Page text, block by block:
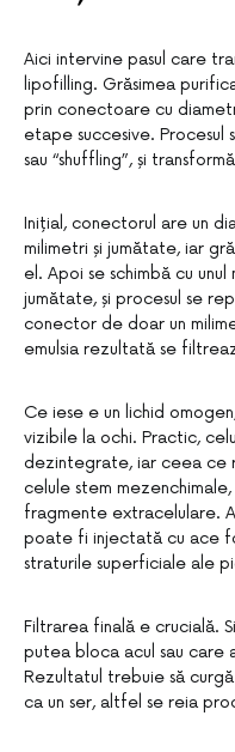
Aici intervine pasul care
lipofilling. Grăsimea
prin conectoare cu
etape succesive. Procesul
sau “shuffling”, și
Inițial, conectorul are un
milimetri și jumătate, iar
el. Apoi se schimbă cu unul
jumătate, și procesul se
conector de doar un
emulsia rezultată se
Ce iese e un lichid
vizibile la ochi. Practic,
dezintegrate, iar ceea ce
celule stem
fragmente extracelulare.
poate fi injectată cu ace
straturile superficiale ale
Filtrarea finală e crucială.
putea bloca acul sau care
Rezultatul trebuie să
ca un ser, altfel se reia